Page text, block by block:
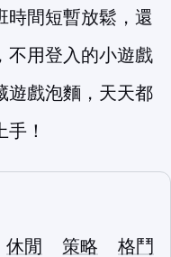
時間短暫放鬆，還
不用登入的小遊戲
遊戲泡麵，天天都
！
休閒 策略
格鬥